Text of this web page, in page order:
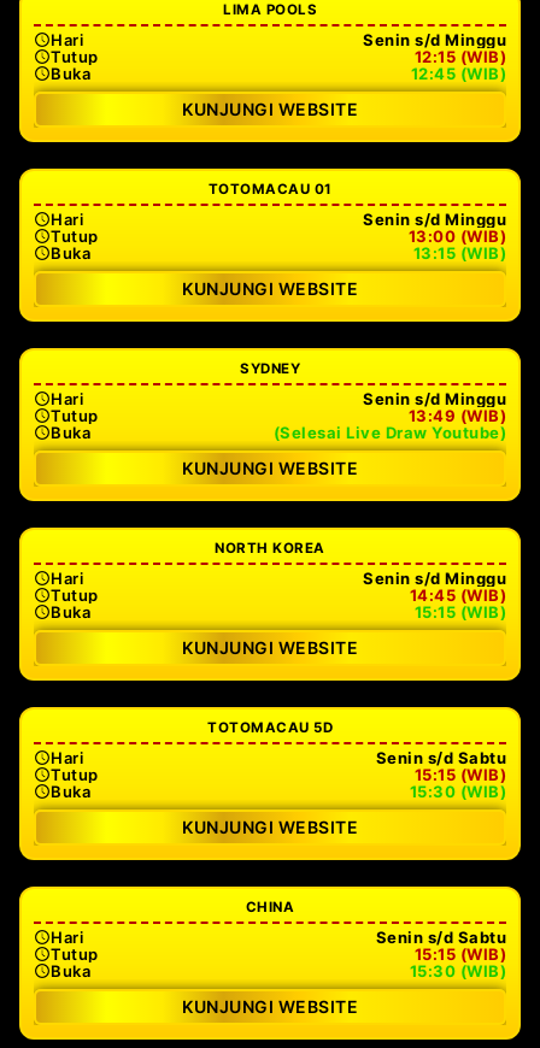
LIMA POOLS
Hari
Senin s/d Minggu
Tutup
12:15 (WIB)
Buka
12:45 (WIB)
KUNJUNGI WEBSITE
TOTOMACAU 01
Hari
Senin s/d Minggu
Tutup
13:00 (WIB)
Buka
13:15 (WIB)
KUNJUNGI WEBSITE
SYDNEY
Hari
Senin s/d Minggu
Tutup
13:49 (WIB)
Buka
(Selesai Live Draw Youtube)
KUNJUNGI WEBSITE
NORTH KOREA
Hari
Senin s/d Minggu
Tutup
14:45 (WIB)
Buka
15:15 (WIB)
KUNJUNGI WEBSITE
TOTOMACAU 5D
Hari
Senin s/d Sabtu
Tutup
15:15 (WIB)
Buka
15:30 (WIB)
KUNJUNGI WEBSITE
CHINA
Hari
Senin s/d Sabtu
Tutup
15:15 (WIB)
Buka
15:30 (WIB)
KUNJUNGI WEBSITE